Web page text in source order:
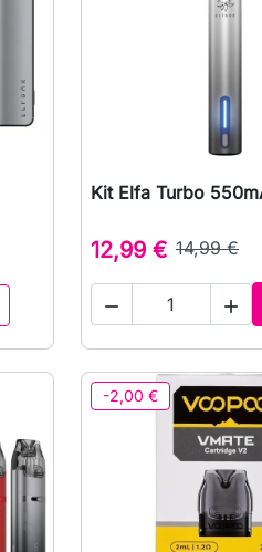
 Быстрый
Kit Elfa Turbo
12,99 € 14,99 €
 
-2,00 €